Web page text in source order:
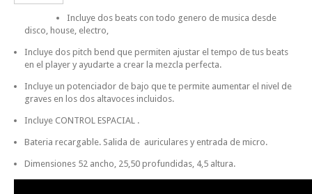
Incluye dos beats con todo genero de musica desde
disco, house, electro,
Incluye dos pitch bend que permiten ajustar el tempo de tus beats
en el player y ayudarte a crear la mezcla perfecta.
Incluye un potenciador de bajo que te permite aumentar el nivel de
graves en los dos altavoces incluidos.
Incluye CONTROL ESPACIAL .
Bateria recargable. Salida de auriculares y entrada de micro.
Dimensiones 52 ancho, 25,50 profundidas, 4,5 altura.